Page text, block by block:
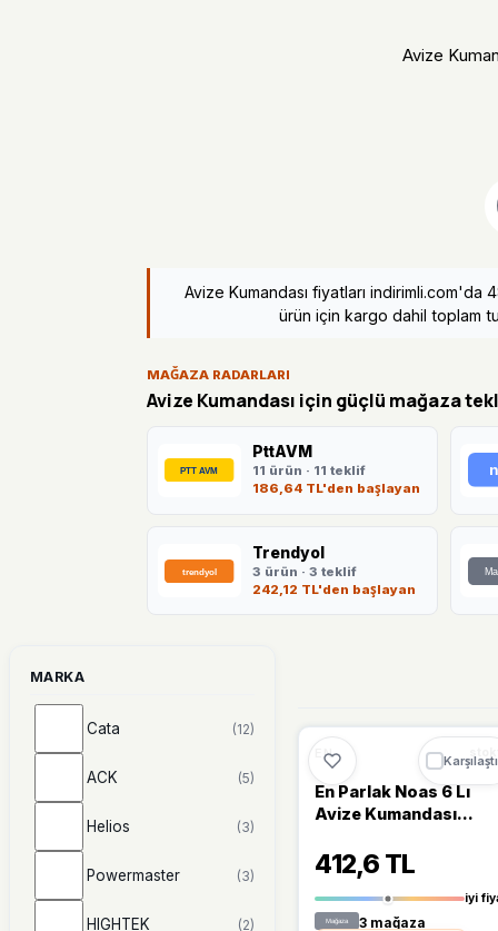
Avize
Avize Kumandası fiyatları indirimli.com'da
ürün için kargo dahil toplam
MAĞAZA RADARLARI
Avize Kumandası için güçlü mağaza
PttAVM
11 ürün · 11 teklif
186,64 TL'den başlayan
Trendyol
3 ürün · 3 teklif
242,12 TL'den başlayan
MARKA
Cata (12)
ACK (5)
Helios (3)
Powermaster (3)
HIGHTEK (2)
%31 🔥
EN
En Parlak Noas 6 Lı
Avize Kumandası
412,6 TL
iyi
3 mağaza